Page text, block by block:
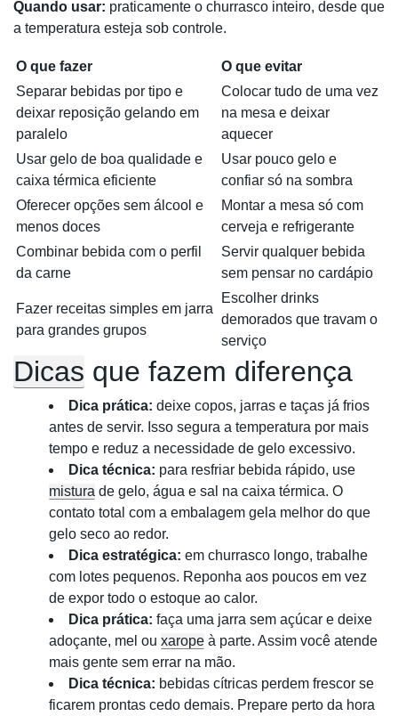
Quando usar: praticamente o churrasco inteiro, desde que
a temperatura esteja sob controle.
O que fazer
O que evitar
Separar bebidas por tipo e
deixar reposição gelando em
paralelo
Colocar tudo de uma vez
na mesa e deixar
aquecer
Usar gelo de boa qualidade e
caixa térmica eficiente
Usar pouco gelo e
confiar só na sombra
Oferecer opções sem álcool e
menos doces
Montar a mesa só com
cerveja e refrigerante
Combinar bebida com o perfil
da carne
Servir qualquer bebida
sem pensar no cardápio
Fazer receitas simples em jarra
para grandes grupos
Escolher drinks
demorados que travam o
serviço
Dicas que fazem diferença
Dica prática: deixe copos, jarras e taças já frios
antes de servir. Isso segura a temperatura por mais
tempo e reduz a necessidade de gelo excessivo.
Dica técnica: para resfriar bebida rápido, use
mistura de gelo, água e sal na caixa térmica. O
contato total com a embalagem gela melhor do que
gelo seco ao redor.
Dica estratégica: em churrasco longo, trabalhe
com lotes pequenos. Reponha aos poucos em vez
de expor todo o estoque ao calor.
Dica prática: faça uma jarra sem açúcar e deixe
adoçante, mel ou xarope à parte. Assim você atende
mais gente sem errar na mão.
Dica técnica: bebidas cítricas perdem frescor se
ficarem prontas cedo demais. Prepare perto da hora